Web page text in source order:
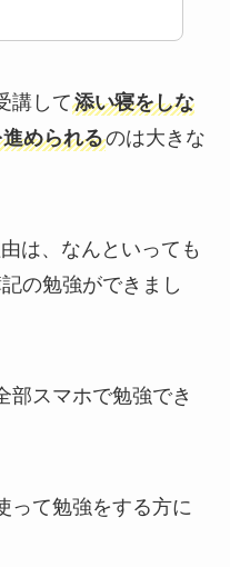
講して添い寝をしな
められるのは大きな
は、なんといっても
の勉強ができまし
部スマホで勉強でき
って勉強をする方に